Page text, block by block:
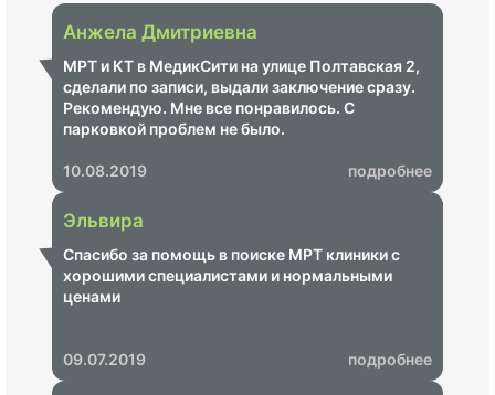
Анжела Дмитриевна
МРТ и КТ в МедикСити на улице Полтавская 2,
сделали по записи, выдали заключение сразу.
Рекомендую. Мне все понравилось. С
парковкой проблем не было.
10.08.2019 подробнее
Эльвира
Спасибо за помощь в поиске МРТ клиники с
хорошими специалистами и нормальными
ценами
09.07.2019 подробнее